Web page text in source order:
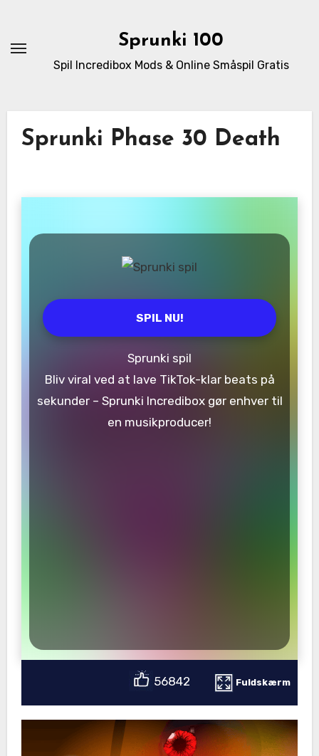
content
Sprunki 100
Spil Incredibox Mods & Online Småspil Gratis
Sprunki Phase 30 Death
SPIL NU!
Sprunki spil
Bliv viral ved at lave TikTok-klar beats på
sekunder – Sprunki Incredibox gør enhver til
en musikproducer!
56842 Fuldskærm